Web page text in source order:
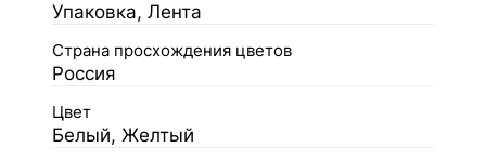
Упаковка, Лента
Страна просхождения цветов
Россия
Цвет
Белый, Желтый